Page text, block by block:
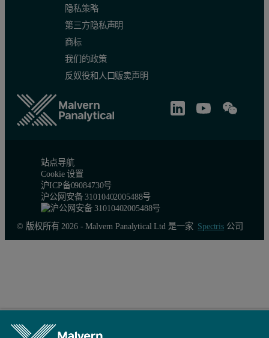
隐私策略
第三方隐私声明
商标
我们的政策
反奴役和人口贩卖声明
站点导航
Cookie 设置
沪ICP备09084730号
沪公网安备 31010402005488号
© 版权所有 2026 - Malvern Panalytical Ltd 是一家 Spectris公司